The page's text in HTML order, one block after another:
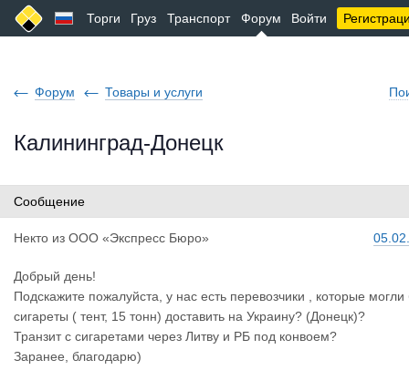
Торги Груз Транспорт Форум Войти
Форум Товары и услуги
Калининград-Донецк
Сообщение
Некто из ООО «Экспресс Бюро»
Добрый день!
Подскажите пожалуйста, у нас есть перевозчики , которые
сигареты ( тент, 15 тонн) доставить на Украину? (Донецк)?
Транзит с сигаретами через Литву и РБ под конвоем?
Заранее, благодарю)